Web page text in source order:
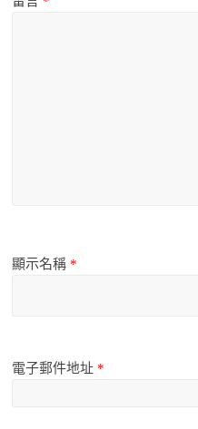
顯示名稱 *
電子郵件地址 *